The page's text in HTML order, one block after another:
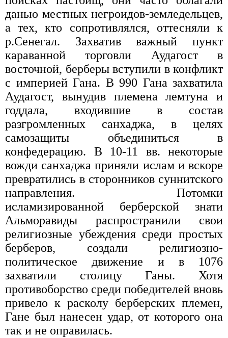
данью местных негроидов-земледельцев,
а тех, кто сопротивлялся, оттесняли к
р.Сенегал. Захватив важный пункт
караванной торговли Аудагост в
восточной, берберы вступили в конфликт
с империей Гана. В 990 Гана захватила
Аудагост, вынудив племена лемтуна и
годдала, входившие в состав
разгромленных санхаджа, в целях
самозащиты объединиться в
конфедерацию. В 10-11 вв. некоторые
вожди санхаджа приняли ислам и вскоре
превратились в сторонников суннитского
направления. Потомки
исламизированной берберской знати
Альморавиды распространили свои
религиозные убеждения среди простых
берберов, создали религиозно-
политическое движение и в 1076
захватили столицу Ганы. Хотя
противоборство среди победителей вновь
привело к расколу берберских племен,
Гане был нанесен удар, от которого она
так и не оправилась.